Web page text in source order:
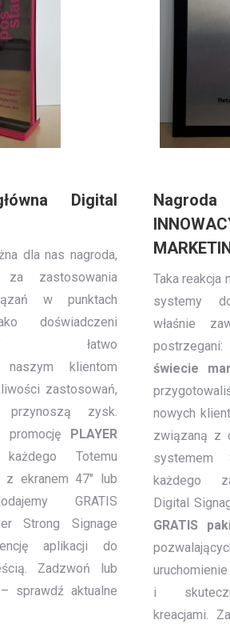
Digital
dla nas nagroda,
zastosowania
w punktach
doświadczeni
łatwo
naszym klientom
zastosowań,
zysk.
promocję PLAYER
Totemu
z ekranem 47″ lub
GRATIS
Strong Signage
aplikacji do
Zadzwoń lub
sprawdź aktualne
Taka reakcja
systemy
właśnie
świecie
nowych
związaną z
systemem
każdego
Digital
GRATIS
i
kreacjami.